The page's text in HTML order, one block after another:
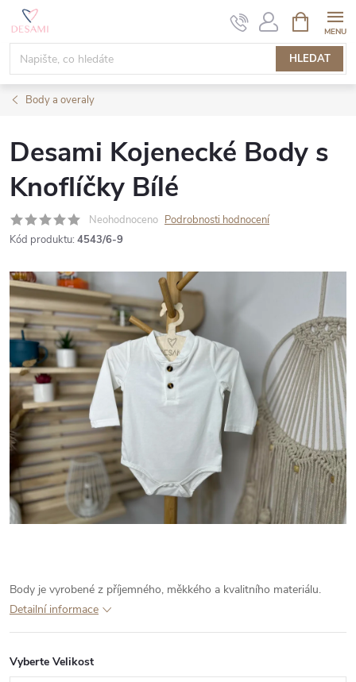
Přejít
obsah
HLEDAT
NÁKUPNÍ
KOŠÍK
Body a overaly
Desami Kojenecké Body s
Knoflíčky Bílé
Neohodnoceno Podrobnosti hodnocení
Kód produktu: 4543/6-9
Body je vyrobené z příjemného, měkkého a kvalitního materiálu.
Detailní informace
Vyberte Velikost